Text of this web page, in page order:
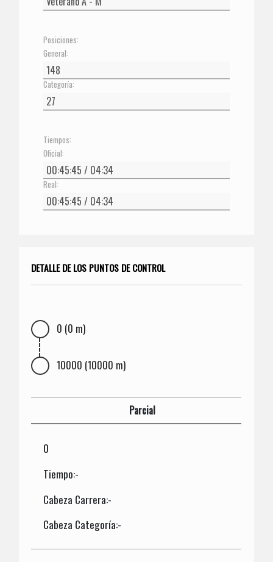
Posiciones:
General:
Categoría:
Tiempos:
Oficial:
Real:
DETALLE DE LOS PUNTOS DE CONTROL
0 (0 m)
10000 (10000 m)
Parcial
0
Tiempo:-
Cabeza Carrera:-
Cabeza Categoría:-